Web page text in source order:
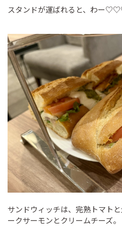
スタンドが運ばれると、わー
サンドウィッチは、完熟トマト
ークサーモンとクリームチーズ。